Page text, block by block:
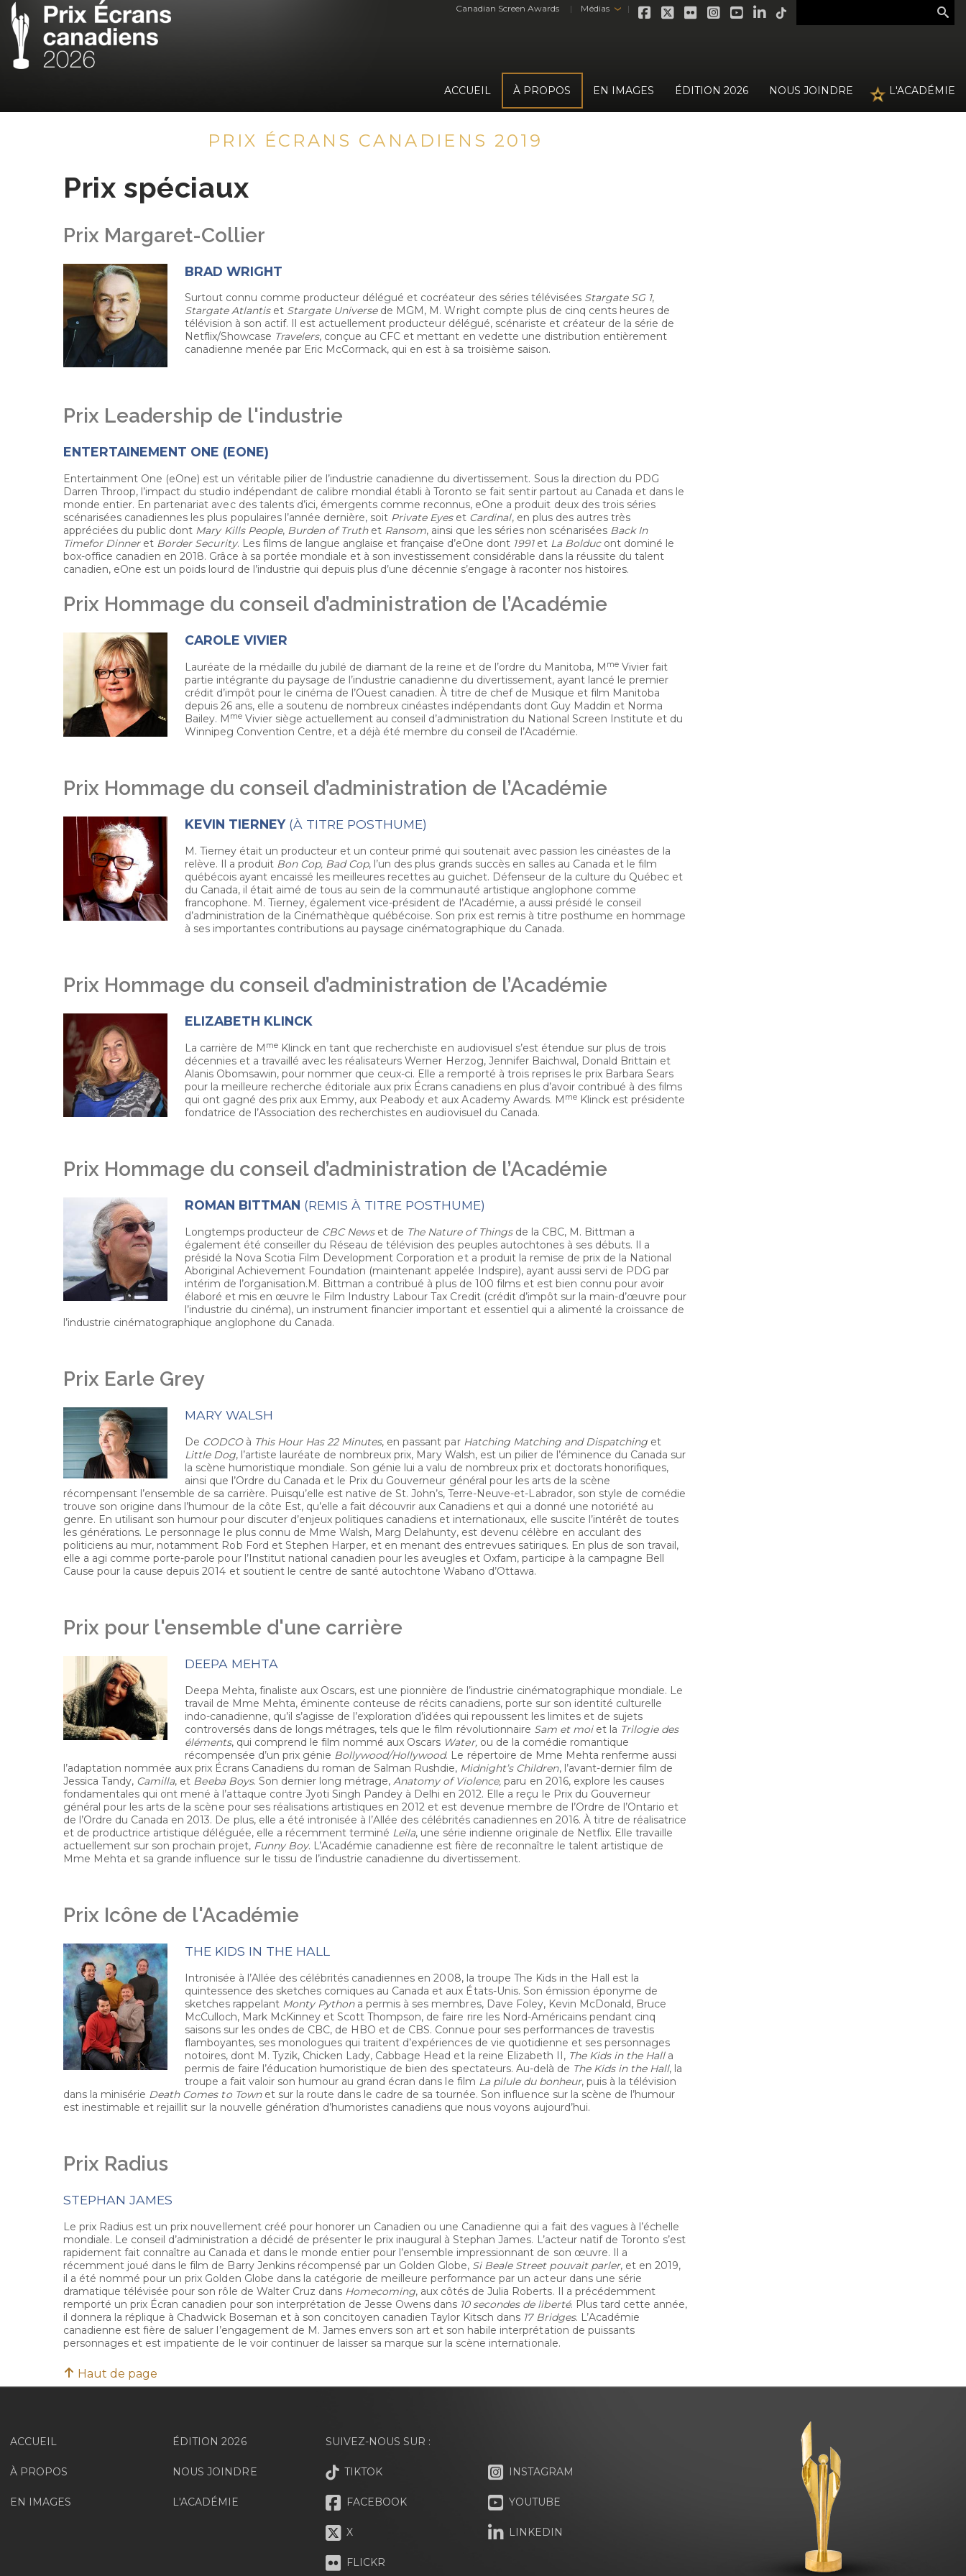
ACCUEIL À PROPOS EN IMAGES ÉDITION 2026 NOUS JOINDRE L'ACADÉMIE
Canadian Screen Awards Médias›
PRIX ÉCRANS CANADIENS 2019
Prix spéciaux
Prix Margaret-Collier
BRAD WRIGHT
Surtout connu comme producteur délégué et cocréateur des séries télévisées Stargate SG 1,
Stargate Atlantiset Stargate Universede MGM, M. Wright compte plus de cinq cents heures de
télévision à son actif. Il est actuellement producteur délégué, scénariste et créateur de la série de
Netflix/Showcase Travelers, conçue au CFC et mettant en vedette une distribution entièrement
canadienne menée par Eric McCormack, qui en est à sa troisième saison.
Prix Leadership de l'industrie
ENTERTAINEMENT ONE (EONE)
Entertainment One (eOne) est un véritable pilier de l’industrie canadienne du divertissement. Sous la direction du PDG
Darren Throop, l’impact du studio indépendant de calibre mondial établi à Toronto se fait sentir partout au Canada et dans le
monde entier. En partenariat avec des talents d’ici, émergents comme reconnus, eOne a produit deux des trois séries
scénarisées canadiennes les plus populaires l’année dernière, soit Private Eyeset Cardinal, en plus des autres très
appréciées du public dont Mary Kills People, Burden of Truthet Ransom, ainsi que les séries non scénarisées Back In
Timefor Dinneret Border Security. Les films de langue anglaise et française d’eOne dont 1991et La Bolducont dominé le
box-office canadien en 2018. Grâce à sa portée mondiale et à son investissement considérable dans la réussite du talent
canadien, eOne est un poids lourd de l’industrie qui depuis plus d’une décennie s’engage à raconter nos histoires.
Prix Hommage du conseil d’administration de l’Académie
CAROLE VIVIER
Lauréate de la médaille du jubilé de diamant de la reine et de l’ordre du Manitoba, M me Vivier fait
partie intégrante du paysage de l’industrie canadienne du divertissement, ayant lancé le premier
crédit d’impôt pour le cinéma de l’Ouest canadien. À titre de chef de Musique et film Manitoba
depuis 26 ans, elle a soutenu de nombreux cinéastes indépendants dont Guy Maddin et Norma
Bailey. M meVivier siège actuellement au conseil d’administration du National Screen Institute et du
Winnipeg Convention Centre, et a déjà été membre du conseil de l’Académie.
Prix Hommage du conseil d’administration de l’Académie
KEVIN TIERNEY(À TITRE POSTHUME)
M. Tierney était un producteur et un conteur primé qui soutenait avec passion les cinéastes de la
relève. Il a produit Bon Cop, Bad Cop, l’un des plus grands succès en salles au Canada et le film
québécois ayant encaissé les meilleures recettes au guichet. Défenseur de la culture du Québec et
du Canada, il était aimé de tous au sein de la communauté artistique anglophone comme
francophone. M. Tierney, également vice-président de l’Académie, a aussi présidé le conseil
d’administration de la Cinémathèque québécoise. Son prix est remis à titre posthume en hommage
à ses importantes contributions au paysage cinématographique du Canada.
Prix Hommage du conseil d’administration de l’Académie
ELIZABETH KLINCK
La carrière de M meKlinck en tant que recherchiste en audiovisuel s’est étendue sur plus de trois
décennies et a travaillé avec les réalisateurs Werner Herzog, Jennifer Baichwal, Donald Brittain et
Alanis Obomsawin, pour nommer que ceux-ci. Elle a remporté à trois reprises le prix Barbara Sears
pour la meilleure recherche éditoriale aux prix Écrans canadiens en plus d’avoir contribué à des films
qui ont gagné des prix aux Emmy, aux Peabody et aux Academy Awards. M meKlinck est présidente
fondatrice de l’Association des recherchistes en audiovisuel du Canada.
Prix Hommage du conseil d’administration de l’Académie
ROMAN BITTMAN (REMIS À TITRE POSTHUME)
Longtemps producteur de CBC Newset de The Nature of Thingsde la CBC, M. Bittman a
également été conseiller du Réseau de télévision des peuples autochtones à ses débuts. Il a
présidé la Nova Scotia Film Development Corporation et a produit la remise de prix de la National
Aboriginal Achievement Foundation (maintenant appelée Indspire), ayant aussi servi de PDG par
intérim de l’organisation.M. Bittman a contribué à plus de 100 films et est bien connu pour avoir
élaboré et mis en œuvre le Film Industry Labour Tax Credit (crédit d’impôt sur la main-d’œuvre pour
l’industrie du cinéma), un instrument financier important et essentiel qui a alimenté la croissance de
l’industrie cinématographique anglophone du Canada.
Prix Earle Grey
MARY WALSH
De CODCO à This Hour Has 22 Minutes, en passant par Hatching Matching and Dispatching et
Little Dog, l’artiste lauréate de nombreux prix, Mary Walsh, est un pilier de l’éminence du Canada sur
la scène humoristique mondiale. Son génie lui a valu de nombreux prix et doctorats honorifiques,
ainsi que l’Ordre du Canada et le Prix du Gouverneur général pour les arts de la scène
récompensant l’ensemble de sa carrière. Puisqu’elle est native de St. John’s, Terre-Neuve-et-Labrador, son style de comédie
trouve son origine dans l’humour de la côte Est, qu’elle a fait découvrir aux Canadiens et qui a donné une notoriété au
genre. En utilisant son humour pour discuter d’enjeux politiques canadiens et internationaux, elle suscite l’intérêt de toutes
les générations. Le personnage le plus connu de Mme Walsh, Marg Delahunty, est devenu célèbre en acculant des
politiciens au mur, notamment Rob Ford et Stephen Harper, et en menant des entrevues satiriques. En plus de son travail,
elle a agi comme porte-parole pour l’Institut national canadien pour les aveugles et Oxfam, participe à la campagne Bell
Cause pour la cause depuis 2014 et soutient le centre de santé autochtone Wabano d’Ottawa.
Prix pour l'ensemble d'une carrière
DEEPA MEHTA
Deepa Mehta, finaliste aux Oscars, est une pionnière de l’industrie cinématographique mondiale. Le
travail de Mme Mehta, éminente conteuse de récits canadiens, porte sur son identité culturelle
indo-canadienne, qu’il s’agisse de l’exploration d’idées qui repoussent les limites et de sujets
controversés dans de longs métrages, tels que le film révolutionnaire Sam et moi et la Trilogie des
éléments, qui comprend le film nommé aux Oscars Water, ou de la comédie romantique
récompensée d’un prix génie Bollywood/Hollywood. Le répertoire de Mme Mehta renferme aussi
l’adaptation nommée aux prix Écrans Canadiens du roman de Salman Rushdie, Midnight’s Children, l’avant-dernier film de
Jessica Tandy, Camilla, et Beeba Boys. Son dernier long métrage,Anatomy of Violence, paru en 2016, explore les causes
fondamentales qui ont mené à l’attaque contre Jyoti Singh Pandey à Delhi en 2012. Elle a reçu le Prix du Gouverneur
général pour les arts de la scène pour ses réalisations artistiques en 2012 et est devenue membre de l’Ordre de l’Ontario et
de l’Ordre du Canada en 2013. De plus, elle a été intronisée à l’Allée des célébrités canadiennes en 2016. À titre de réalisatrice
et de productrice artistique déléguée, elle a récemment terminé Leila, une série indienne originale de Netflix. Elle travaille
actuellement sur son prochain projet, Funny Boy. L’Académie canadienne est fière de reconnaître le talent artistique de
Mme Mehta et sa grande influence sur le tissu de l’industrie canadienne du divertissement.
Prix Icône de l'Académie
THE KIDS IN THE HALL
Intronisée à l’Allée des célébrités canadiennes en 2008, la troupe The Kids in the Hall est la
quintessence des sketches comiques au Canada et aux États-Unis. Son émission éponyme de
sketches rappelant Monty Pythona permis à ses membres, Dave Foley, Kevin McDonald, Bruce
McCulloch, Mark McKinney et Scott Thompson, de faire rire les Nord-Américains pendant cinq
saisons sur les ondes de CBC, de HBO et de CBS. Connue pour ses performances de travestis
flamboyantes, ses monologues qui traitent d’expériences de vie quotidienne et ses personnages
notoires, dont M. Tyzik, Chicken Lady, Cabbage Head et la reine Elizabeth II, The Kids in the Hall a
permis de faire l’éducation humoristique de bien des spectateurs. Au-delà de The Kids in the Hall, la
troupe a fait valoir son humour au grand écran dans le film La pilule du bonheur, puis à la télévision
dans la minisérie Death Comes to Townet sur la route dans le cadre de sa tournée. Son influence sur la scène de l’humour
est inestimable et rejaillit sur la nouvelle génération d’humoristes canadiens que nous voyons aujourd’hui.
Prix Radius
STEPHAN JAMES
Le prix Radius est un prix nouvellement créé pour honorer un Canadien ou une Canadienne qui a fait des vagues à l’échelle
mondiale. Le conseil d’administration a décidé de présenter le prix inaugural à Stephan James. L’acteur natif de Toronto s’est
rapidement fait connaître au Canada et dans le monde entier pour l’ensemble impressionnant de son œuvre. Il a
récemment joué dans le film de Barry Jenkins récompensé par un Golden Globe, Si Beale Street pouvait parler, et en 2019,
il a été nommé pour un prix Golden Globe dans la catégorie de meilleure performance par un acteur dans une série
dramatique télévisée pour son rôle de Walter Cruz dans Homecoming, aux côtés de Julia Roberts. Il a précédemment
remporté un prix Écran canadien pour son interprétation de Jesse Owens dans 10 secondes de liberté. Plus tard cette année,
il donnera la réplique à Chadwick Boseman et à son concitoyen canadien Taylor Kitsch dans 17 Bridges. L’Académie
canadienne est fière de saluer l’engagement de M. James envers son art et son habile interprétation de puissants
personnages et est impatiente de le voir continuer de laisser sa marque sur la scène internationale.
Haut de page
ACCUEIL
À PROPOS
EN IMAGES
ÉDITION 2026
NOUS JOINDRE
L'ACADÉMIE
SUIVEZ-NOUS SUR :
TIKTOK
FACEBOOK
X
FLICKR
INSTAGRAM
YOUTUBE
LINKEDIN